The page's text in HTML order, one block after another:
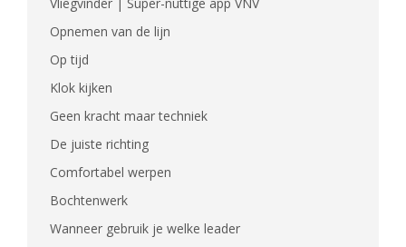
Opnemen van de lijn
Op tijd
Klok kijken
Geen kracht maar techniek
De juiste richting
Comfortabel werpen
Bochtenwerk
Wanneer gebruik je welke leader